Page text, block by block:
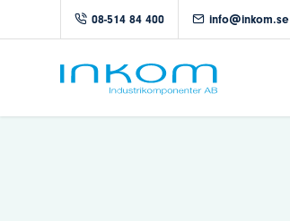
08-514 84 400 info@inkom.se